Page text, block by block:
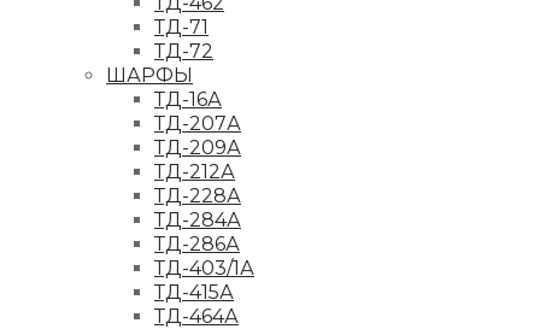
ТД-71
ТД-72
ШАРФЫ
ТД-16А
ТД-207А
ТД-209А
ТД-212А
ТД-228А
ТД-284А
ТД-286А
ТД-403/1А
ТД-415А
ТД-464А